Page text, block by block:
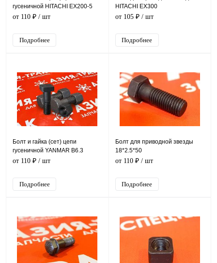
гусеничной HITACHI EX200-5
от 110 ₽ / шт
Подробнее
HITACHI EX300
от 105 ₽/ шт
Подробнее
Болт и гайка (сет) цепи
гусеничной YANMAR B6.3
от 110 ₽ / шт
Подробнее
Болт для приводной звезды
18*2.5*50
от 110 ₽/ шт
Подробнее